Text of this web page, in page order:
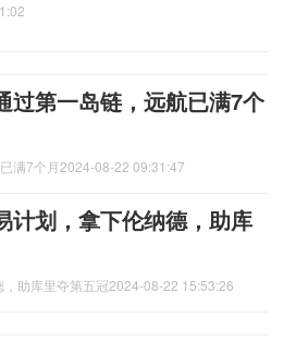
过第一岛链，远航已满7个
满7个月 2024-08-22 09:31:47
计划，拿下伦纳德，助库
助库里夺第五冠2024-08-22 15:53:26